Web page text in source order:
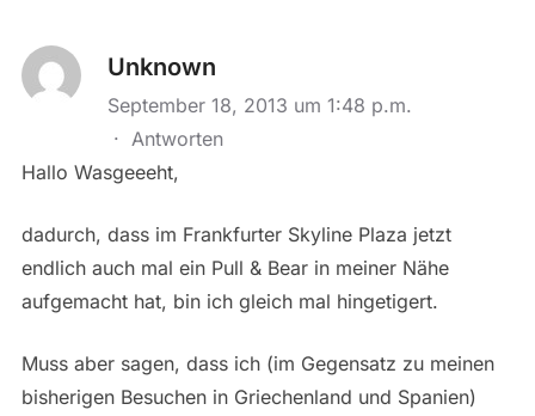
Unknown
September 18, 2013 um 1:48 p.m.
· Antworten
Hallo Wasgeeeht,
dadurch, dass im Frankfurter Skyline Plaza jetzt
endlich auch mal ein Pull & Bear in meiner Nähe
aufgemacht hat, bin ich gleich mal hingetigert.
Muss aber sagen, dass ich (im Gegensatz zu meinen
bisherigen Besuchen in Griechenland und Spanien)